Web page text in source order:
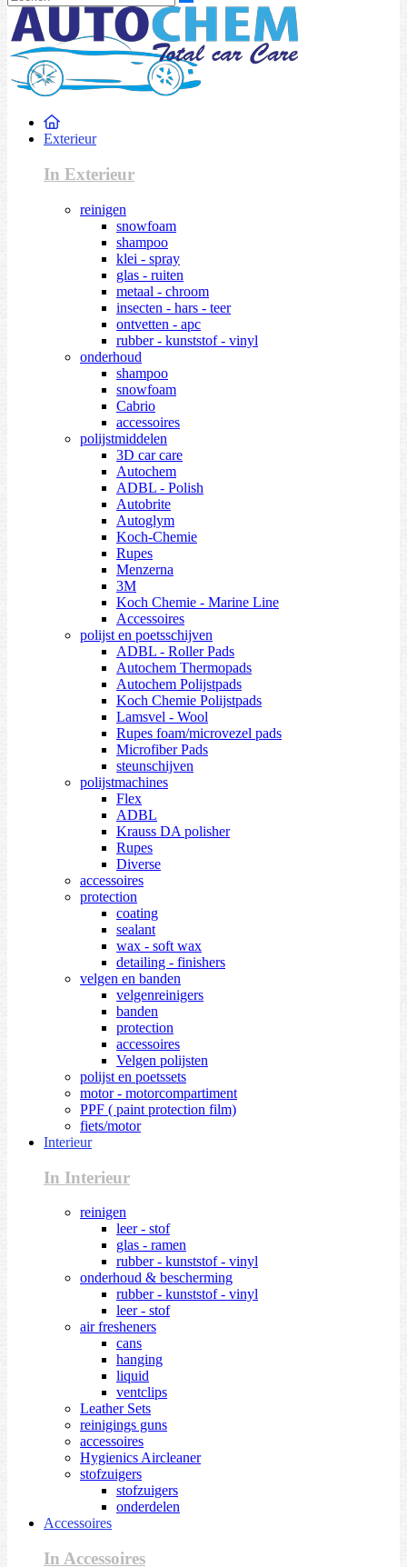
Exterieur
In Exterieur
reinigen
snowfoam
shampoo
klei - spray
glas - ruiten
metaal - chroom
insecten - hars - teer
ontvetten - apc
rubber - kunststof - vinyl
onderhoud
shampoo
snowfoam
Cabrio
accessoires
polijstmiddelen
3D car care
Autochem
ADBL - Polish
Autobrite
Autoglym
Koch-Chemie
Rupes
Menzerna
3M
Koch Chemie - Marine Line
Accessoires
polijst en poetsschijven
ADBL - Roller Pads
Autochem Thermopads
Autochem Polijstpads
Koch Chemie Polijstpads
Lamsvel - Wool
Rupes foam/microvezel pads
Microfiber Pads
steunschijven
polijstmachines
Flex
ADBL
Krauss DA polisher
Rupes
Diverse
accessoires
protection
coating
sealant
wax - soft wax
detailing - finishers
velgen en banden
velgenreinigers
banden
protection
accessoires
Velgen polijsten
polijst en poetssets
motor - motorcompartiment
PPF ( paint protection film)
fiets/motor
Interieur
In Interieur
reinigen
leer - stof
glas - ramen
rubber - kunststof - vinyl
onderhoud & bescherming
rubber - kunststof - vinyl
leer - stof
air fresheners
cans
hanging
liquid
ventclips
Leather Sets
reinigings guns
accessoires
Hygienics Aircleaner
stofzuigers
stofzuigers
onderdelen
Accessoires
In Accessoires